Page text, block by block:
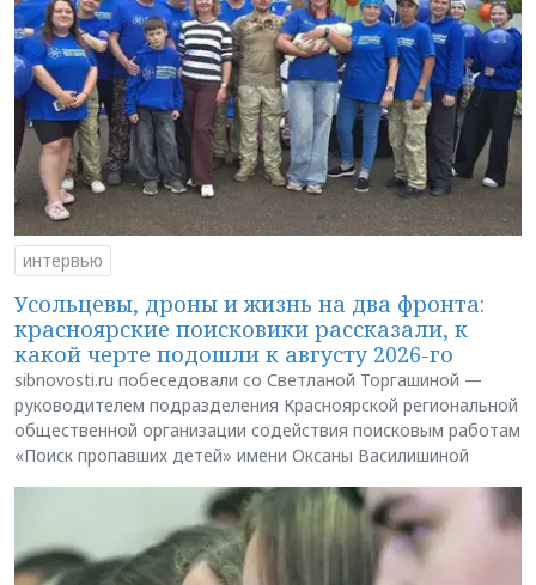
интервью
Усольцевы, дроны и жизнь на два фронта:
красноярские поисковики рассказали, к
какой черте подошли к августу 2026-го
sibnovosti.ru побеседовали со Светланой Торгашиной —
руководителем подразделения Красноярской региональной
общественной организации содействия поисковым работам
«Поиск пропавших детей» имени Оксаны Василишиной